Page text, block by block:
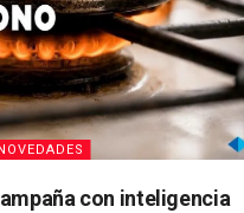
con inteligencia